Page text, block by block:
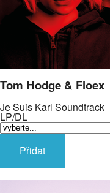
Tom Hodge & Floex
Je Suis Karl Soundtrack
LP/DL
Přidat